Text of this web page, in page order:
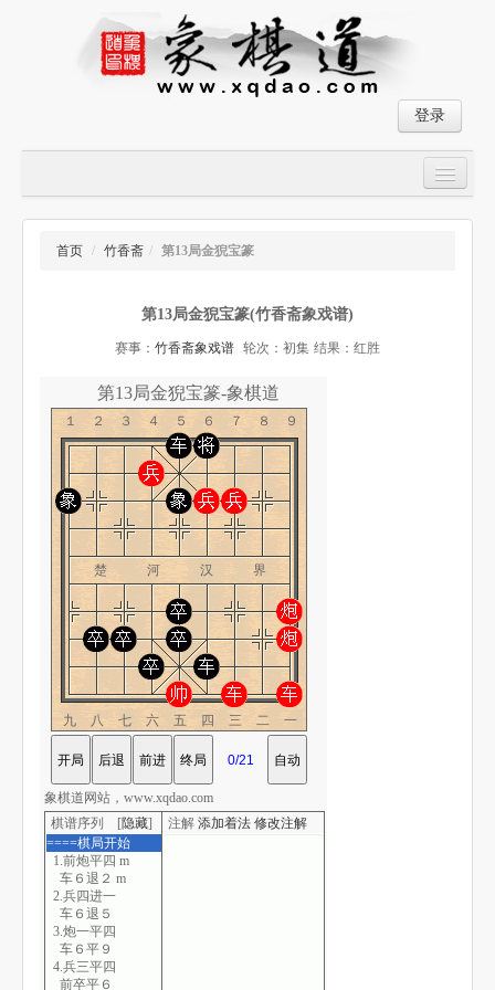
登录
大师对局
象棋小游戏
首页 / 竹香斋 / 第13局金猊宝篆
第13局金猊宝篆(竹香斋象戏谱)
赛事： 竹香斋象戏谱 轮次：初集 结果：红胜
第13局金猊宝篆-象棋道
１２３４５６７８９
楚 河 汉 界
九八七六五四三二一
棋谱序列 [隐藏]
====棋局开始
1.前炮平四 m
车６退２ m
2.兵四进一
车６退５
3.炮一平四
车６平９
4.兵三平四
前卒平６
注解 添加着法 修改注解
象棋道网站，www.xqdao.com